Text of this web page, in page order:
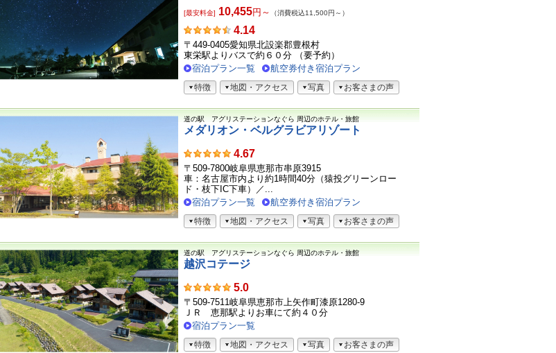
[最安料金] 10,455円～ （消費税込11,500円～）
お
客
さ
ま
声
4.14
〒449-0405愛知県北設楽郡豊根村
東栄駅よりバスで約６０分 （要予約）
宿泊プラン一覧
航空券付き宿泊プラン
特徴 地図・アクセス 写真 お客さまの声
道の駅 アグリステーションなぐら 周辺のホテル・旅館
メダリオン・ベルグラビアリゾート
お
客
さ
ま
の
声
4.67
〒509-7800岐阜県恵那市串原3915
車：名古屋市内より約1時間40分（猿投グリーンロー
ド・枝下IC下車）／...
宿泊プラン一覧
航空券付き宿泊プラン
特徴 地図・アクセス 写真 お客さまの声
道の駅 アグリステーションなぐら 周辺のホテル・旅館
越沢コテージ
お
客
さ
ま
声
5.0
〒509-7511岐阜県恵那市上矢作町漆原1280-9
ＪＲ 恵那駅よりお車にて約４０分
宿泊プラン一覧
特徴 地図・アクセス 写真 お客さまの声